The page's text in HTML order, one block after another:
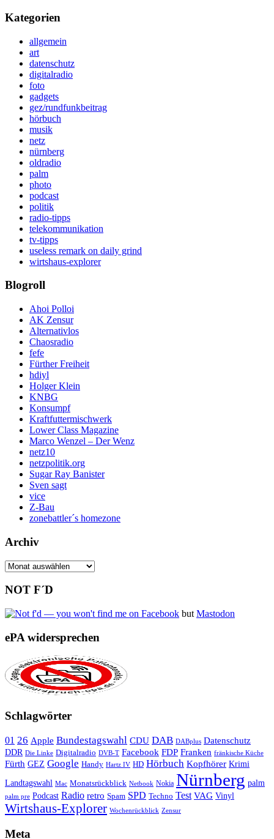
Kategorien
allgemein
art
datenschutz
digitalradio
foto
gadgets
gez/rundfunkbeitrag
hörbuch
musik
netz
nürnberg
oldradio
palm
photo
podcast
politik
radio-tipps
telekommunikation
tv-tipps
useless remark on daily grind
wirtshaus-explorer
Blogroll
Ahoi Polloi
AK Zensur
Alternativlos
Chaosradio
fefe
Fürther Freiheit
hdiyl
Holger Klein
KNBG
Konsumpf
Kraftfuttermischwerk
Lower Class Magazine
Marco Wenzel – Der Wenz
netz10
netzpolitik.org
Sugar Ray Banister
Sven sagt
vice
Z-Bau
zonebattler´s homezone
Archiv
Archiv
NOT F´D
but Mastodon
ePA widersprechen
Schlagwörter
01 26 Apple Bundestagswahl CDU DAB DABplus Datenschutz
DDR Die Linke Digitalradio DVB-T Facebook FDP Franken fränkische Küche
Fürth GEZ Google Handy Hartz IV HD Hörbuch Kopfhörer Krimi
Landtagswahl Mac Monatsrückblick Netbook Nokia Nürnberg palm
palm pre Podcast Radio retro Spam SPD Techno Test VAG Vinyl
Wirtshaus-Explorer Wochenrückblick Zensur
Meta